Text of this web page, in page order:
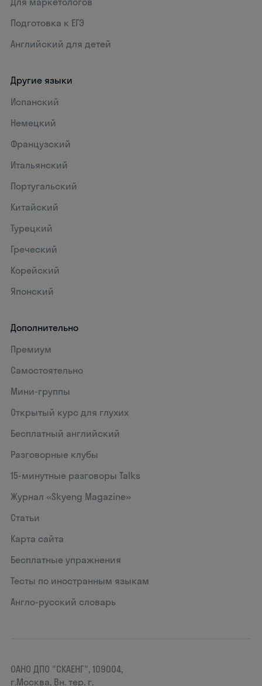
Подготовка к ЕГЭ
Английский для детей
Другие языки
Испанский
Немецкий
Французский
Итальянский
Португальский
Китайский
Турецкий
Греческий
Корейский
Японский
Дополнительно
Премиум
Самостоятельно
Мини-группы
Открытый курс для глухих
Бесплатный английский
Разговорные клубы
15‑минутные разговоры Talks
Журнал «Skyeng Magazine»
Статьи
Карта сайта
Бесплатные упражнения
Тесты по иностранным языкам
Англо-русский словарь
ОАНО ДПО "СКАЕНГ", 109004,
г.Москва, Вн. тер. г.